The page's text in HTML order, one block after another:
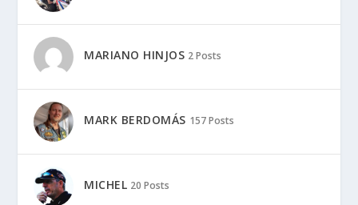
MARIANO HINJOS 2 Posts
MARK BERDOMÁS 157 Posts
MICHEL 20 Posts